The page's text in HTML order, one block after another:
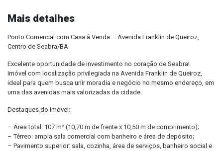
Mais detalhes
Ponto Comercial com Casa à Venda – Avenida Franklin de Queiroz,
Centro de Seabra/BA
Excelente oportunidade de investimento no coração de Seabra!
Imóvel com localização privilegiada na Avenida Franklin de Queiroz,
ideal para quem busca unir moradia e negócio no mesmo endereço, em
uma das avenidas mais valorizadas da cidade.
Destaques do Imóvel:
– Área total: 107 m² (10,70 m de frente x 10,50 m de comprimento);
– Térreo: ampla sala comercial com banheiro e área de depósito;
– Pavimento superior: sala, cozinha, área de serviços, banheiro social e